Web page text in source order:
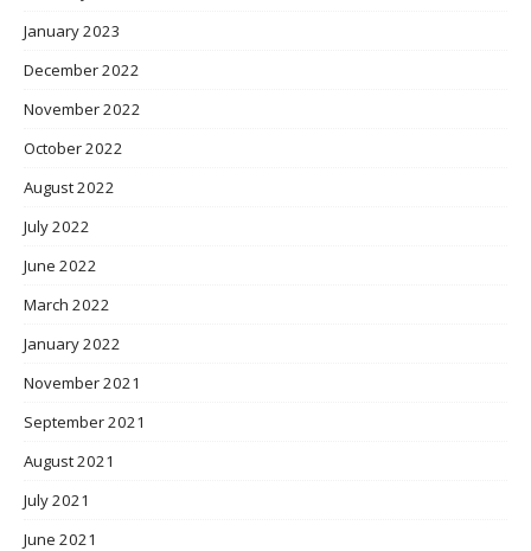
January 2023
December 2022
November 2022
October 2022
August 2022
July 2022
June 2022
March 2022
January 2022
November 2021
September 2021
August 2021
July 2021
June 2021